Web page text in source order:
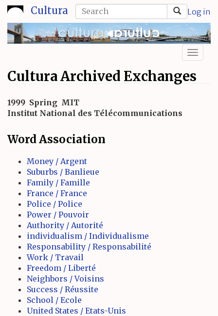
Skip
to
main
content
Cultura Log in
Search
form
Search
Cultura Archived Exchanges
1999 Spring MIT
Institut National des Télécommunications
Word Association
Money / Argent
Suburbs / Banlieue
Family / Famille
France / France
Police / Police
Power / Pouvoir
Authority / Autorité
individualism / Individualisme
Responsability / Responsabilité
Work / Travail
Freedom / Liberté
Neighbors / Voisins
Success / Réussite
School / Ecole
United States / Etats-Unis